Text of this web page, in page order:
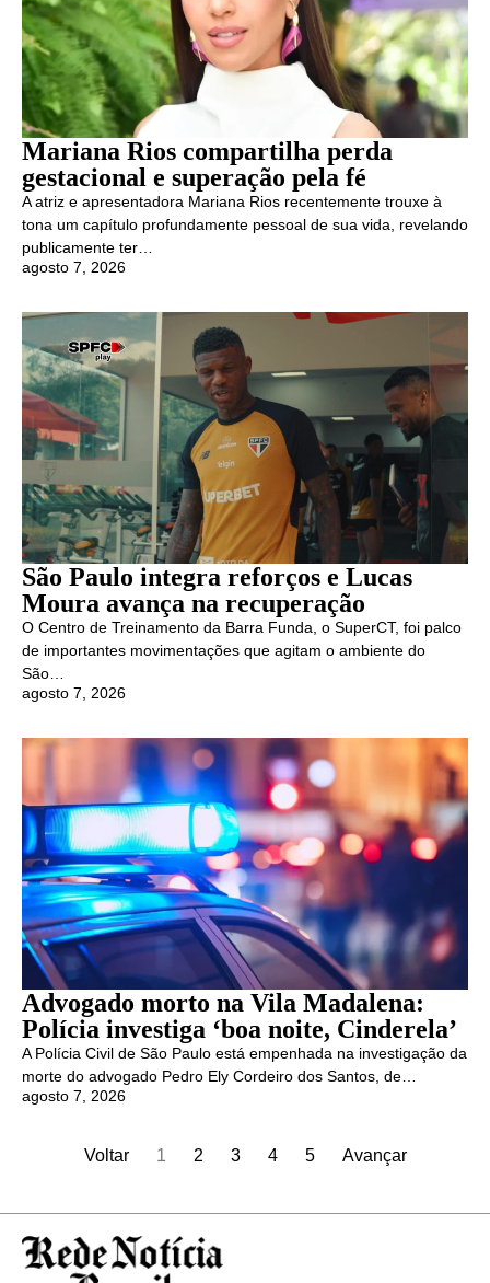
Mariana Rios compartilha perda
gestacional e superação pela fé
A atriz e apresentadora Mariana Rios recentemente trouxe à
tona um capítulo profundamente pessoal de sua vida, revelando
publicamente ter…
agosto 7, 2026
São Paulo integra reforços e Lucas
Moura avança na recuperação
O Centro de Treinamento da Barra Funda, o SuperCT, foi palco
de importantes movimentações que agitam o ambiente do
São…
agosto 7, 2026
Advogado morto na Vila Madalena:
Polícia investiga ‘boa noite, Cinderela’
A Polícia Civil de São Paulo está empenhada na investigação da
morte do advogado Pedro Ely Cordeiro dos Santos, de…
agosto 7, 2026
Voltar 1 2 3 4 5 Avançar